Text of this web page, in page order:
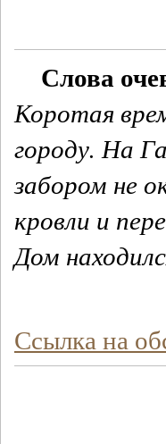
Слова
Коротая
городу. На
забором не
кровли и
Дом
Ссылка на